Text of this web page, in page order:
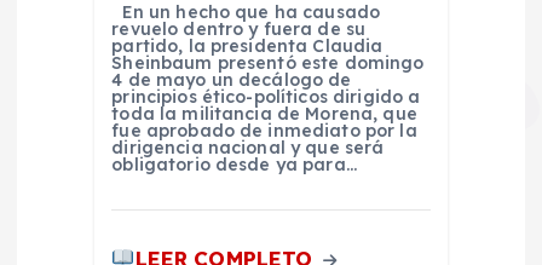
En un hecho que ha causado
revuelo dentro y fuera de su
partido, la presidenta Claudia
Sheinbaum presentó este domingo
4 de mayo un decálogo de
principios ético-políticos dirigido a
toda la militancia de Morena, que
fue aprobado de inmediato por la
dirigencia nacional y que será
obligatorio desde ya para…
LEER COMPLETO